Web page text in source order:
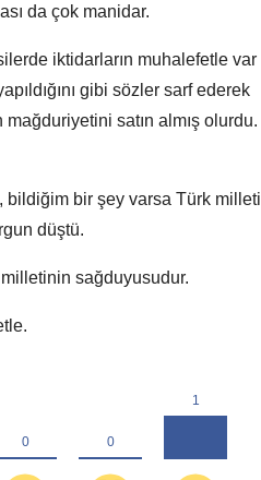
da çok manidar.
iktidarların muhalefetle var
gibi sözler sarf ederek
mağduriyetini satın almış olurdu.
bildiğim bir şey varsa Türk milleti
düştü.
sağduyusudur.